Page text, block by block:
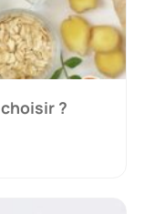
?